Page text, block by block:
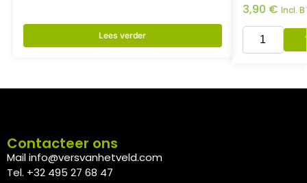
Lees verder
3,90 € Incl.
Contacteer ons
Mail info@versvanhetveld.com
Tel. +32 495 27 68 47